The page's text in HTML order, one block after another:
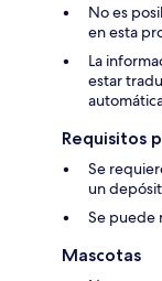
No es
en esta
La
estar
Requisitos
Se
un
Se puede
Mascotas